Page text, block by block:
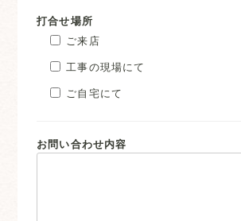
打合せ場所
ご来店
工事の現場にて
ご自宅にて
お問い合わせ内容